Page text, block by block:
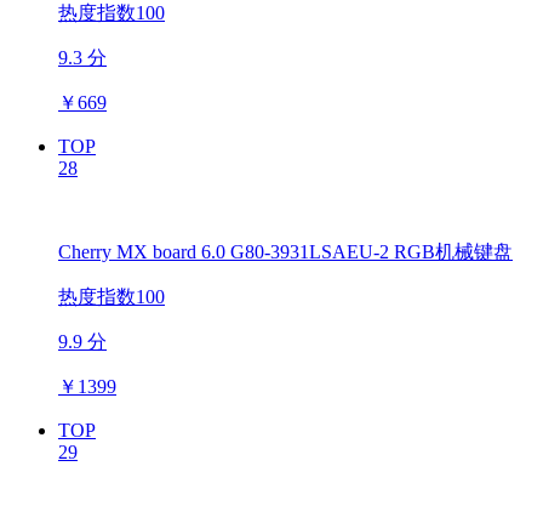
热度指数100
9.3 分
￥669
TOP
28
Cherry MX board 6.0 G80-3931LSAEU-2 RGB机械键盘
热度指数100
9.9 分
￥ 1399
TOP
29